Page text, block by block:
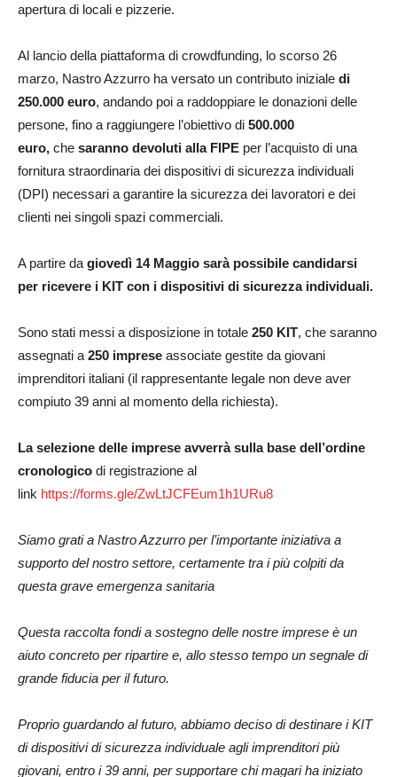
apertura di locali e pizzerie.
Al lancio della piattaforma di crowdfunding, lo scorso 26
marzo, Nastro Azzurro ha versato un contributo iniziale di
250.000 euro, andando poi a raddoppiare le donazioni delle
persone, fino a raggiungere l’obiettivo di 500.000
euro, che saranno devoluti alla FIPE per l’acquisto di una
fornitura straordinaria dei dispositivi di sicurezza individuali
(DPI) necessari a garantire la sicurezza dei lavoratori e dei
clienti nei singoli spazi commerciali.
A partire da giovedì 14 Maggio sarà possibile candidarsi
per ricevere i KIT con i dispositivi di sicurezza individuali.
Sono stati messi a disposizione in totale 250 KIT, che saranno
assegnati a 250 imprese associate gestite da giovani
imprenditori italiani (il rappresentante legale non deve aver
compiuto 39 anni al momento della richiesta).
La selezione delle imprese avverrà sulla base dell’ordine
cronologico di registrazione al
link https://forms.gle/ZwLtJCFEum1h1URu8
Siamo grati a Nastro Azzurro per l’importante iniziativa a
supporto del nostro settore, certamente tra i più colpiti da
questa grave emergenza sanitaria
Questa raccolta fondi a sostegno delle nostre imprese è un
aiuto concreto per ripartire e, allo stesso tempo un segnale di
grande fiducia per il futuro.
Proprio guardando al futuro, abbiamo deciso di destinare i KIT
di dispositivi di sicurezza individuale agli imprenditori più
giovani, entro i 39 anni, per supportare chi magari ha iniziato